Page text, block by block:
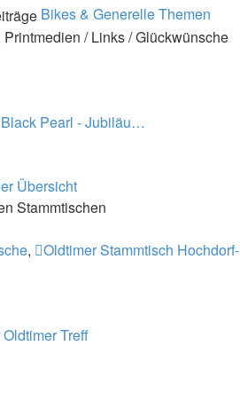
Bikes & Generelle Themen
/ Links / Glückwünsche
Pearl - Jubiläu…
Übersicht
Stammtischen
,
Oldtimer Stammtisch Hochdorf-
Treff